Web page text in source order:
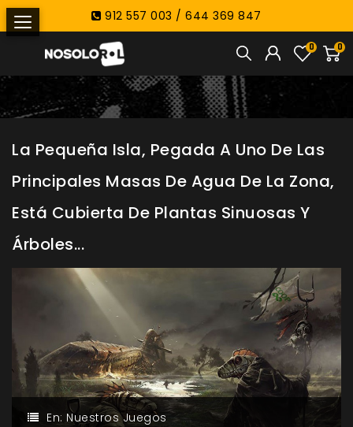
912 557 003 / 644 369 847
0
0
La Pequeña Isla, Pegada A Uno De Las
Principales Masas De Agua De La Zona,
Está Cubierta De Plantas Sinuosas Y
Árboles...
En: Nuestros Juegos